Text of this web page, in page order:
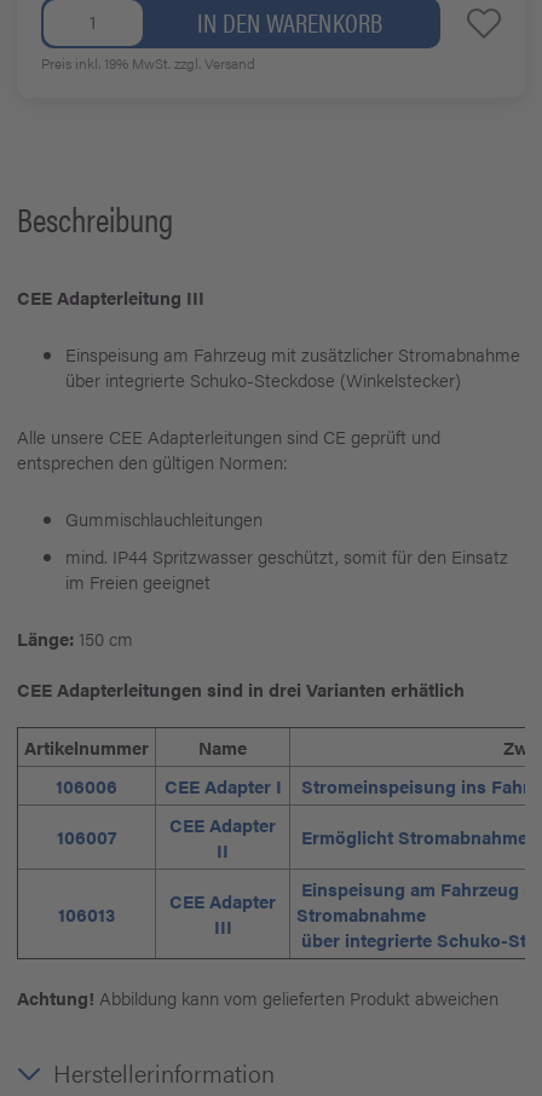
IN DEN WARENKORB
Preis inkl. 19% MwSt.zzgl. Versand
Beschreibung
CEE Adapterleitung III
Einspeisung am Fahrzeug mit zusätzlicher Stromabnahme
über integrierte Schuko-Steckdose (Winkelstecker)
Alle unsere CEE Adapterleitungen sind CE geprüft und
entsprechen den gültigen Normen:
Gummischlauchleitungen
mind. IP44 Spritzwasser geschützt, somit für den Einsatz
im Freien geeignet
Länge: 150 cm
CEE Adapterleitungen sind in drei Varianten erhätlich
Artikelnummer Name
106006
CEE Adapter I
Stromeinspeisung ins
106007
CEE Adapter
II
Ermöglicht Stromabnahme
106013
CEE Adapter
III
Einspeisung am Fahrzeug
Stromabnahme
über integrierte Schuko-
Achtung! Abbildung kann vom gelieferten Produkt abweichen
Herstellerinformation